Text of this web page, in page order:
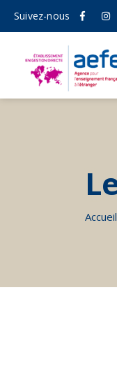
Suivez-nous
Accueil